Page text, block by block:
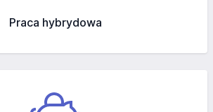
Praca hybrydowa